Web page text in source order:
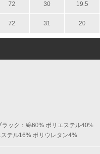
72 30 19.5
72 31 20
ック：綿60% ポリエステル40%
テル16% ポリウレタン4%